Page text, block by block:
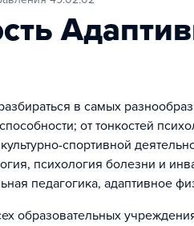
в самых
от тонкостей
спортивной
психология болезни и
педагогика, адаптивное
образовательных